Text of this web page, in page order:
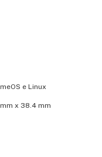
e Linux
x 38.4 mm